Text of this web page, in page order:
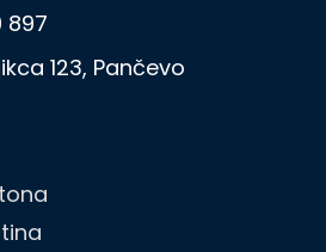
897
123, Pančevo